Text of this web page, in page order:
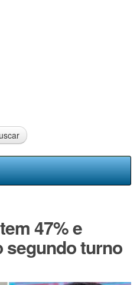
47% e
segundo turno